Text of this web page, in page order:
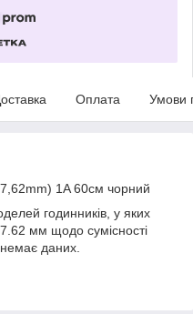
Оплата Умови
1A 60см чорний
годинників, у яких
мм щодо сумісності
даних.